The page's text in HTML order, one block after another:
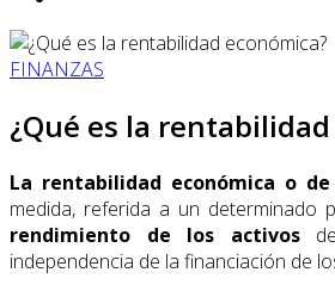
FINANZAS
¿Qué es la
La rentabilidad económica o
medida, referida a un determinado
rendimiento de los activosde
independencia de la financiación de